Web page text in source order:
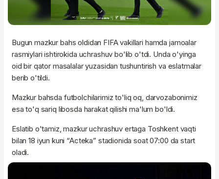
Bugun mazkur bahs oldidan FIFA vakillari hamda jamoalar
rasmiylari ishtirokida uchrashuv bo'lib o'tdi. Unda o'yinga
oid bir qator masalalar yuzasidan tushuntirish va eslatmalar
berib o'tildi.
Mazkur bahsda futbolchilarimiz to'liq oq, darvozabonimiz
esa to'q sariq libosda harakat qilishi ma'lum bo'ldi.
Eslatib o'tamiz, mazkur uchrashuv ertaga Toshkent vaqti
bilan 18 iyun kuni “Acteka” stadionida soat 07:00 da start
oladi.